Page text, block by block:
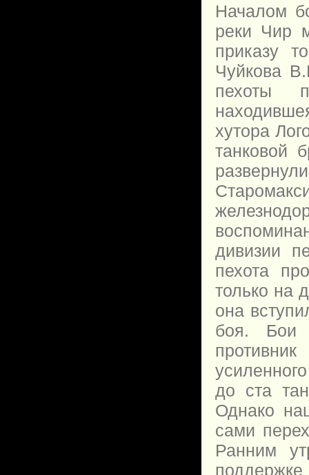
Началом
реки Чир
приказу
Чуйкова
пехоты
хутора
танковой
дивизии
пехота
только на
она
боя. Бои
до ста
Однако
сами
Ранним